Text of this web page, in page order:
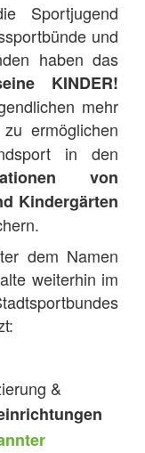
Sportjugend
und
haben das
KINDER!
mehr
zu ermöglichen
in den
von
Kindergärten
dem Namen
weiterhin im
&